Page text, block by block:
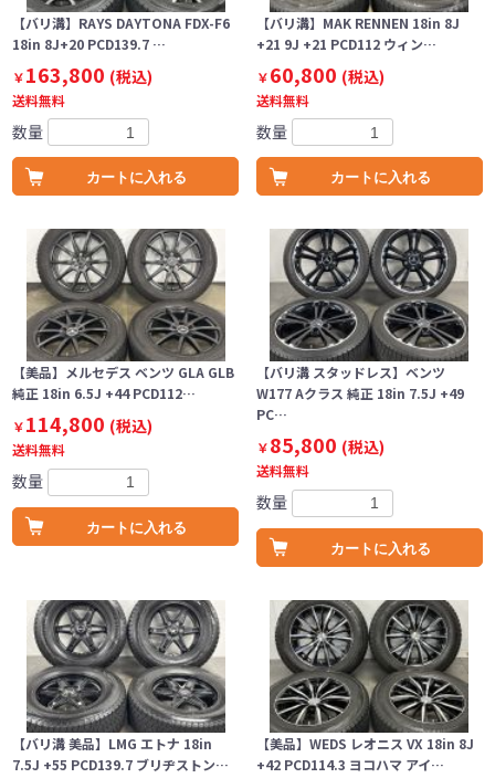
【バリ溝】RAYS DAYTONA FDX-F6
18in 8J+20 PCD139.7 …
￥163,800 (税込)
送料無料
数量
カートに入れる
【バリ溝】MAK RENNEN 18in 8J
+21 9J +21 PCD112 ウィン…
￥60,800 (税込)
送料無料
数量
カートに入れる
【美品】メルセデス ベンツ GLA GLB
純正 18in 6.5J +44 PCD112…
￥114,800 (税込)
送料無料
数量
カートに入れる
【バリ溝 スタッドレス】ベンツ
W177 Aクラス 純正 18in 7.5J +49
PC…
￥85,800 (税込)
送料無料
数量
カートに入れる
【バリ溝 美品】LMG エトナ 18in
7.5J +55 PCD139.7 ブリヂストン…
【美品】WEDS レオニス VX 18in 8J
+42 PCD114.3 ヨコハマ アイ…